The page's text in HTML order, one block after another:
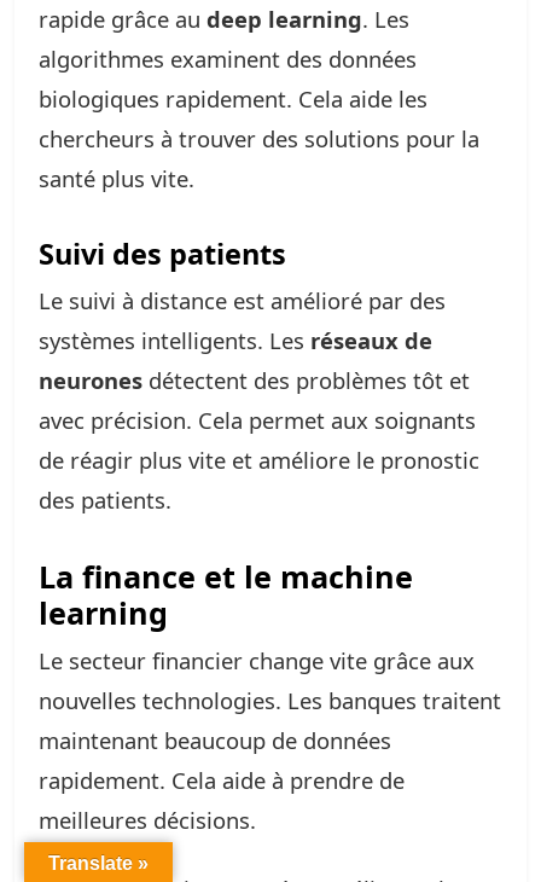
rapide grâce au deep learning. Les
algorithmes examinent des données
biologiques rapidement. Cela aide les
chercheurs à trouver des solutions pour la
santé plus vite.
Suivi des patients
Le suivi à distance est amélioré par des
systèmes intelligents. Les réseaux de
neurones détectent des problèmes tôt et
avec précision. Cela permet aux soignants
de réagir plus vite et améliore le pronostic
des patients.
La finance et le machine
learning
Le secteur financier change vite grâce aux
nouvelles technologies. Les banques traitent
maintenant beaucoup de données
rapidement. Cela aide à prendre de
meilleures décisions.
Translate »